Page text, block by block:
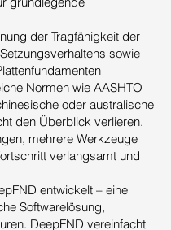
der Tragfähigkeit der
sowie
Normen wie AASHTO
oder australische
den Überblick verlieren.
mehrere Werkzeuge
verlangsamt und
entwickelt – eine
Softwarelösung,
DeepFND vereinfacht